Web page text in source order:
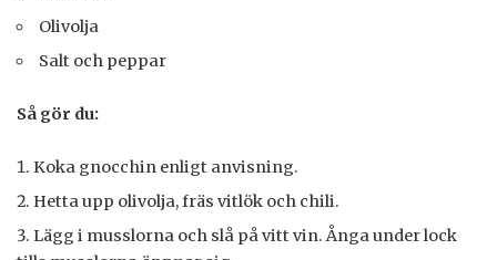
Olivolja
Salt och peppar
Så gör du:
Koka gnocchin enligt anvisning.
Hetta upp olivolja, fräs vitlök och chili.
Lägg i musslorna och slå på vitt vin. Ånga under lock